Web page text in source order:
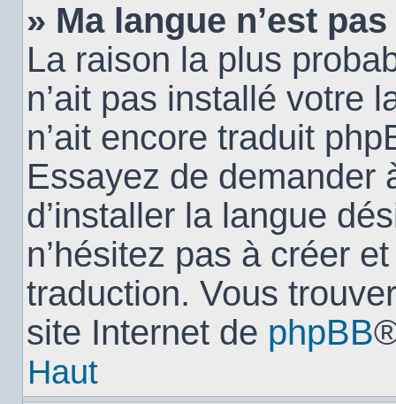
» Ma langue n’est
La raison la plus
n’ait pas installé votre
n’ait encore traduit
Essayez de demander
d’installer la langue
n’hésitez pas à créer
traduction. Vous
site Internet de phpBB
Haut